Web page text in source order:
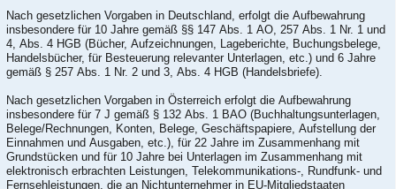
Nach gesetzlichen Vorgaben in Deutschland, erfolgt die Aufbewahrung
insbesondere für 10 Jahre gemäß §§ 147 Abs. 1 AO, 257 Abs. 1 Nr. 1 und
4, Abs. 4 HGB (Bücher, Aufzeichnungen, Lageberichte, Buchungsbelege,
Handelsbücher, für Besteuerung relevanter Unterlagen, etc.) und 6 Jahre
gemäß § 257 Abs. 1 Nr. 2 und 3, Abs. 4 HGB (Handelsbriefe).
Nach gesetzlichen Vorgaben in Österreich erfolgt die Aufbewahrung
insbesondere für 7 J gemäß § 132 Abs. 1 BAO (Buchhaltungsunterlagen,
Belege/Rechnungen, Konten, Belege, Geschäftspapiere, Aufstellung der
Einnahmen und Ausgaben, etc.), für 22 Jahre im Zusammenhang mit
Grundstücken und für 10 Jahre bei Unterlagen im Zusammenhang mit
elektronisch erbrachten Leistungen, Telekommunikations-, Rundfunk- und
Fernsehleistungen, die an Nichtunternehmer in EU-Mitgliedstaaten